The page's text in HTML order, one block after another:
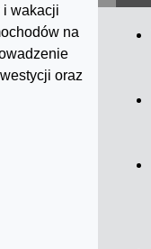
i wakacji
na
oraz